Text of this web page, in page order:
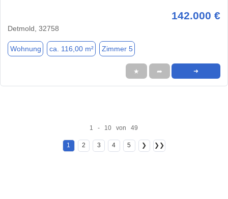
142.000 €
Detmold, 32758
Wohnung ca. 116,00 m² Zimmer 5
★ ➦ ➜
1 - 10 von 49
1 2 3 4 5 ❯ ❯❯